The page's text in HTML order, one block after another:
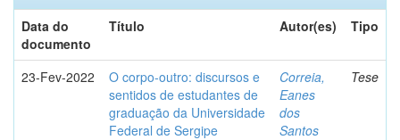
Data do
documento
Título Autor(es) Tipo
23-Fev-2022
O corpo-outro: discursos e
sentidos de estudantes de
graduação da Universidade
Federal de Sergipe
Correia,
Eanes
dos
Santos
Tese